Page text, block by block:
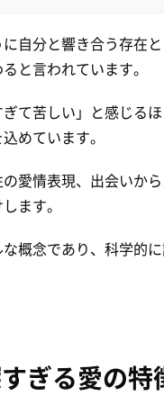
自分と響き合う存在
と言われています。
て苦しい」と感じる
めています。
愛情表現、出会いか
ます。
概念であり、科学的
ぎる愛の特